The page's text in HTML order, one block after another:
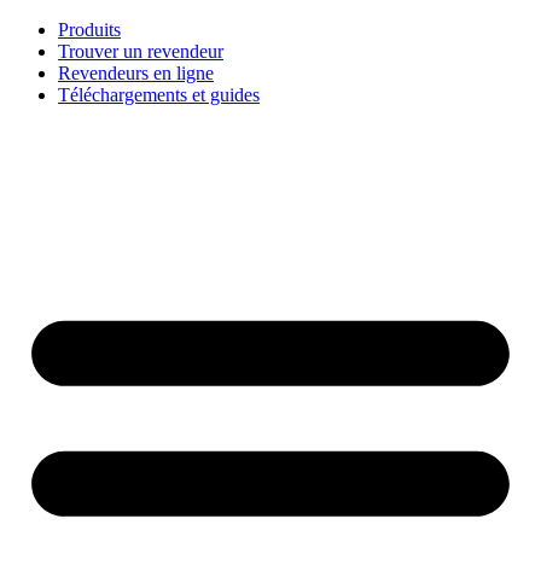
Aller
contenu
Produits
Trouver un revendeur
Revendeurs en ligne
Téléchargements et guides